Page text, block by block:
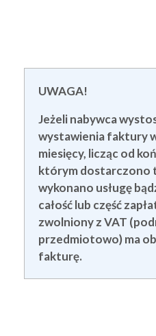
UWAGA!
Jeżeli nabywca
wystawienia faktury
miesięcy, licząc od
którym dostarczono
wykonano usługę
całość lub część
zwolniony z VAT
przedmiotowo) ma
fakturę.